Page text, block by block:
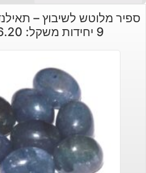
ספיר מלוטש לשיבוץ –
9 יחידות משקל: 26.20 קרט